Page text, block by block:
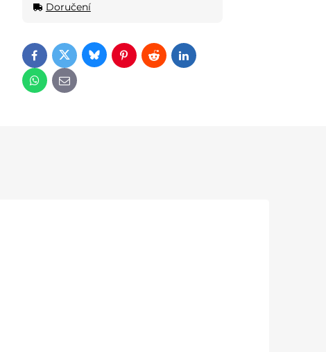
Doručení
FacebookTwitterBlueskyPinterestRedditLinkedIn
WhatsApp
E-mail